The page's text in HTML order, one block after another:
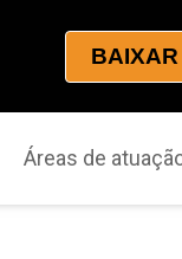
BAIXAR
Áreas de